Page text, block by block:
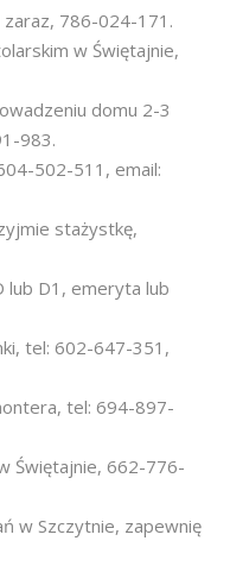
786-024-171.
w Świętajnie,
domu 2-3
983.
502-511, email:
stażystkę,
lub D1, emeryta lub
tel: 602-647-351,
tel: 694-897-
Świętajnie, 662-776-
w Szczytnie, zapewnię